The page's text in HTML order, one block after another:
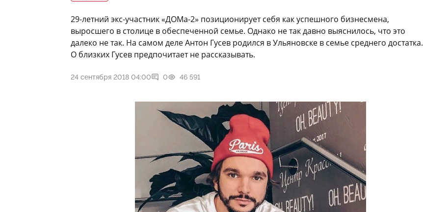
29-летний экс-участник «ДОМа-2» позиционирует себя как успешного бизнесмена,
выросшего в столице в обеспеченной семье. Однако не так давно выяснилось, что это
далеко не так. На самом деле Антон Гусев родился в Ульяновске в семье среднего достатка.
О близких Гусев предпочитает не рассказывать.
24 сентября 2018 04:00 0 46 591